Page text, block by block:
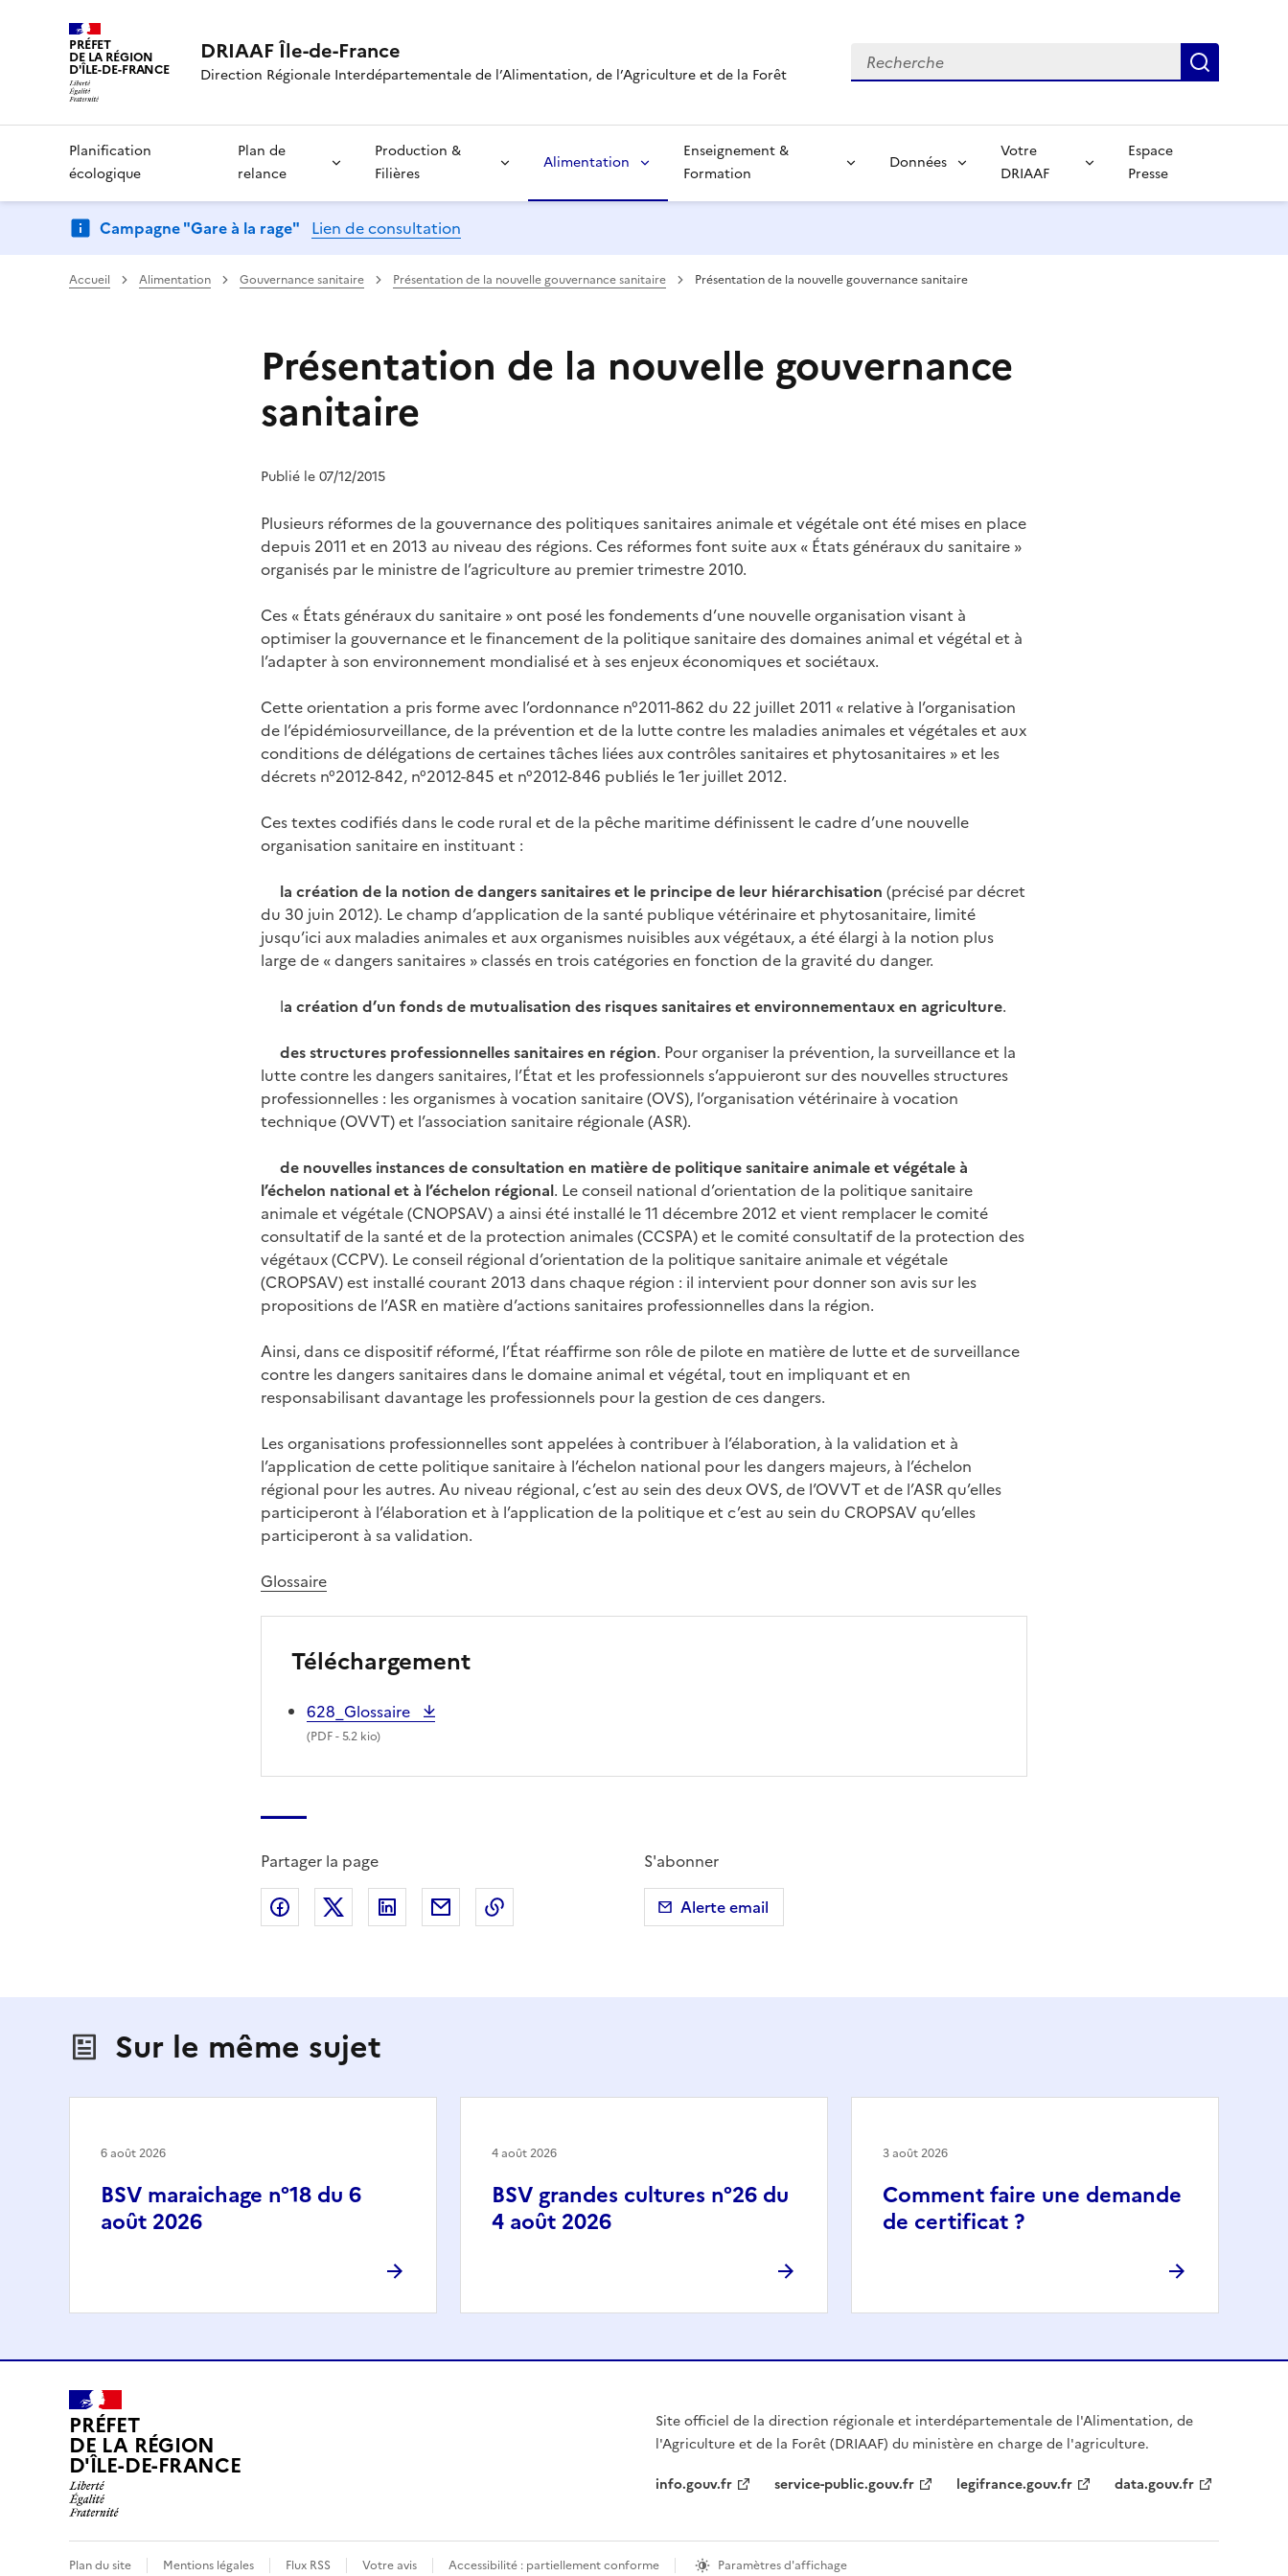
PRÉFET
DE LA RÉGION
D'ÎLE-DE-FRANCE
DRIAAF Île-de-France
Direction Régionale Interdépartementale de l’Alimentation, de l’Agriculture et de la Forêt
Recherche
Planification
écologique
Plan de
relance
Production &
Filières
Alimentation
Enseignement &
Formation
Données
Votre
DRIAAF
Espace
Presse
Campagne "Gare à la rage" Lien de consultation
Accueil Alimentation Gouvernance sanitaire Présentation de la nouvelle gouvernance sanitaire Présentation de la nouvelle gouvernance sanitaire
Présentation de la nouvelle gouvernance
sanitaire
Publié le 07/12/2015
Plusieurs réformes de la gouvernance des politiques sanitaires animale et végétale ont été mises en place
depuis 2011 et en 2013 au niveau des régions. Ces réformes font suite aux « États généraux du sanitaire »
organisés par le ministre de l’agriculture au premier trimestre 2010.
Ces « États généraux du sanitaire » ont posé les fondements d’une nouvelle organisation visant à
optimiser la gouvernance et le financement de la politique sanitaire des domaines animal et végétal et à
l’adapter à son environnement mondialisé et à ses enjeux économiques et sociétaux.
Cette orientation a pris forme avec l’ordonnance n°2011-862 du 22 juillet 2011 « relative à l’organisation
de l’épidémiosurveillance, de la prévention et de la lutte contre les maladies animales et végétales et aux
conditions de délégations de certaines tâches liées aux contrôles sanitaires et phytosanitaires » et les
décrets n°2012-842, n°2012-845 et n°2012-846 publiés le 1er juillet 2012.
Ces textes codifiés dans le code rural et de la pêche maritime définissent le cadre d’une nouvelle
organisation sanitaire en instituant :
la création de la notion de dangers sanitaires et le principe de leur hiérarchisation (précisé par décret
du 30 juin 2012). Le champ d’application de la santé publique vétérinaire et phytosanitaire, limité
jusqu’ici aux maladies animales et aux organismes nuisibles aux végétaux, a été élargi à la notion plus
large de « dangers sanitaires » classés en trois catégories en fonction de la gravité du danger.
la création d’un fonds de mutualisation des risques sanitaires et environnementaux en agriculture.
des structures professionnelles sanitaires en région. Pour organiser la prévention, la surveillance et la
lutte contre les dangers sanitaires, l’État et les professionnels s’appuieront sur des nouvelles structures
professionnelles : les organismes à vocation sanitaire (OVS), l’organisation vétérinaire à vocation
technique (OVVT) et l’association sanitaire régionale (ASR).
de nouvelles instances de consultation en matière de politique sanitaire animale et végétale à
l’échelon national et à l’échelon régional. Le conseil national d’orientation de la politique sanitaire
animale et végétale (CNOPSAV) a ainsi été installé le 11 décembre 2012 et vient remplacer le comité
consultatif de la santé et de la protection animales (CCSPA) et le comité consultatif de la protection des
végétaux (CCPV). Le conseil régional d’orientation de la politique sanitaire animale et végétale
(CROPSAV) est installé courant 2013 dans chaque région : il intervient pour donner son avis sur les
propositions de l’ASR en matière d’actions sanitaires professionnelles dans la région.
Ainsi, dans ce dispositif réformé, l’État réaffirme son rôle de pilote en matière de lutte et de surveillance
contre les dangers sanitaires dans le domaine animal et végétal, tout en impliquant et en
responsabilisant davantage les professionnels pour la gestion de ces dangers.
Les organisations professionnelles sont appelées à contribuer à l’élaboration, à la validation et à
l’application de cette politique sanitaire à l’échelon national pour les dangers majeurs, à l’échelon
régional pour les autres. Au niveau régional, c’est au sein des deux OVS, de l’OVVT et de l’ASR qu’elles
participeront à l’élaboration et à l’application de la politique et c’est au sein du CROPSAV qu’elles
participeront à sa validation.
Glossaire
Téléchargement
628_Glossaire
(PDF- 5.2 kio)
Partager la page
Partager sur Facebook
Partager sur X (anciennement Twitter)
Partager sur LinkedIn
Partager par emailCopier dans le presse-papier
S'abonner
Alerte email
Sur le même sujet
BSV maraichage n°18 du 6
août 2026
6 août 2026
BSV grandes cultures n°26 du
4 août 2026
4 août 2026
Comment faire une demande
de certificat ?
3 août 2026
PRÉFET
DE LA RÉGION
D'ÎLE-DE-FRANCE
Site officiel de la direction régionale et interdépartementale de l'Alimentation, de
l'Agriculture et de la Forêt (DRIAAF) du ministère en charge de l'agriculture.
info.gouv.fr
service-public.gouv.fr legifrance.gouv.fr data.gouv.fr
Plan du site Mentions légales Flux RSS Votre avis Accessibilité : partiellement conforme Paramètres d'affichage